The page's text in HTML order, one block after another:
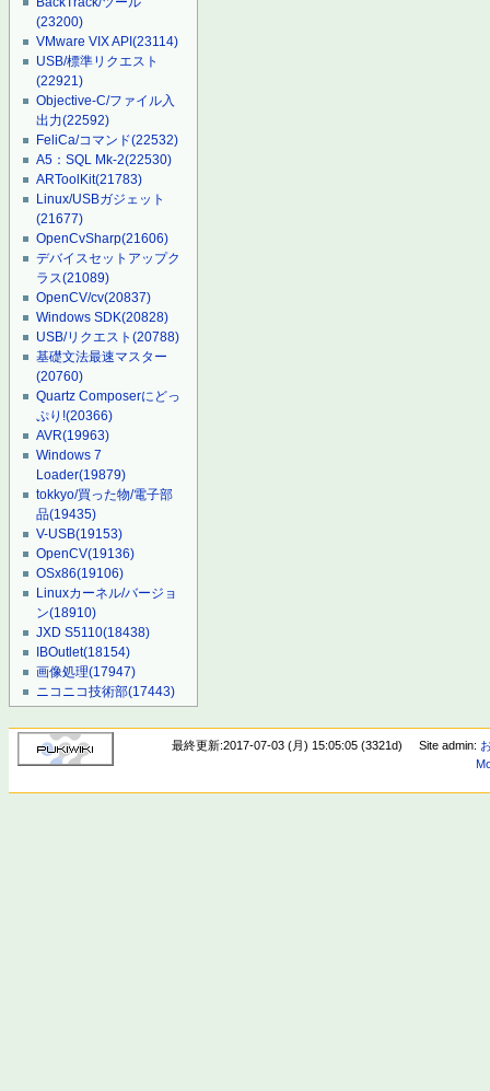
(23200)
VMware VIX API(23114)
USB/標準リクエスト
(22921)
Objective-C/ファイル入
出力(22592)
FeliCa/コマンド(22532)
A5：SQL Mk-2(22530)
ARToolKit(21783)
Linux/USBガジェット
(21677)
OpenCvSharp(21606)
デバイスセットアップク
ラス(21089)
OpenCV/cv(20837)
Windows SDK(20828)
USB/リクエスト(20788)
基礎文法最速マスター
(20760)
Quartz Composerにどっ
ぷり!(20366)
AVR(19963)
Windows 7
Loader(19879)
tokkyo/買った物/電子部
品(19435)
V-USB(19153)
OpenCV(19136)
OSx86(19106)
Linuxカーネル/バージョ
ン(18910)
JXD S5110(18438)
IBOutlet(18154)
画像処理(17947)
ニコニコ技術部(17443)
最終更新:2017-07-03 (月) 15:05:05 (3321d) Site admin: